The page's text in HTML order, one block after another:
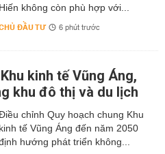
Hiến không còn phù hợp với...
ĐẦU TƯ 6 phút trước
kinh tế Vũng Áng,
khu đô thị và du lịch
chỉnh Quy hoạch chung Khu
kinh tế Vũng Áng đến năm 2050
hướng phát triển không...